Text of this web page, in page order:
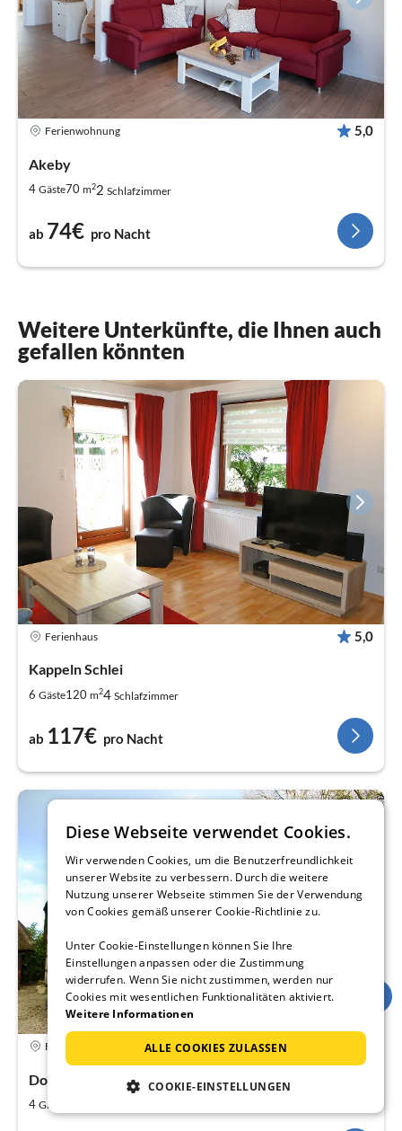
Ferienwohnung 5,0
Akeby
4 Gäste70 m22 Schlafzimmer
ab 74€ pro Nacht
Weitere Unterkünfte, die Ihnen auch
gefallen könnten
Ferienhaus 5,0
Kappeln Schlei
6 Gäste120 m24 Schlafzimmer
ab 117€ pro Nacht
Ferienhaus
Dollrottfeld, Ostsee, Schlei
4 Gäste
Diese Webseite verwendet Cookies.
Wir verwenden Cookies, um die Benutzerfreundlichkeit
unserer Website zu verbessern. Durch die weitere
Nutzung unserer Webseite stimmen Sie der Verwendung
von Cookies gemäß unserer Cookie-Richtlinie zu.
Unter Cookie-Einstellungen können Sie Ihre
Einstellungen anpassen oder die Zustimmung
widerrufen. Wenn Sie nicht zustimmen, werden nur
Cookies mit wesentlichen Funktionalitäten aktiviert.
Weitere Informationen
ALLE COOKIES ZULASSEN
COOKIE-EINSTELLUNGEN